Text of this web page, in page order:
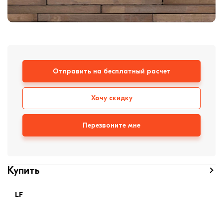
формовки
Клинкерная плитка
Строительные
Отправить на бесплатный расчет
Хочу скидку
Перезвоните мне
Купить
LF